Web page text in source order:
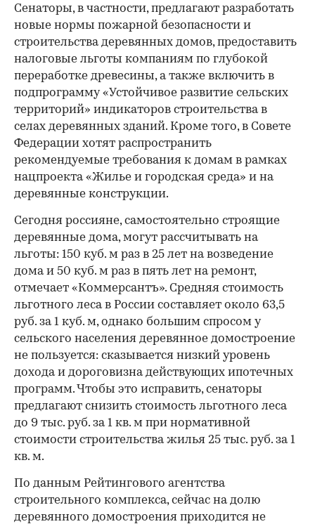
Сенаторы, в частности, предлагают разработать
новые нормы пожарной безопасности и
строительства деревянных домов, предоставить
налоговые льготы компаниям по глубокой
переработке древесины, а также включить в
подпрограмму «Устойчивое развитие сельских
территорий» индикаторов строительства в
селах деревянных зданий. Кроме того, в Совете
Федерации хотят распространить
рекомендуемые требования к домам в рамках
нацпроекта «Жилье и городская среда» и на
деревянные конструкции.
Сегодня россияне, самостоятельно строящие
деревянные дома, могут рассчитывать на
льготы: 150 куб. м раз в 25 лет на возведение
дома и 50 куб. м раз в пять лет на ремонт,
отмечает «Коммерсантъ». Средняя стоимость
льготного леса в России составляет около 63,5
руб. за 1 куб. м, однако большим спросом у
сельского населения деревянное домостроение
не пользуется: сказывается низкий уровень
дохода и дороговизна действующих ипотечных
программ. Чтобы это исправить, сенаторы
предлагают снизить стоимость льготного леса
до 9 тыс. руб. за 1 кв. м при нормативной
стоимости строительства жилья 25 тыс. руб. за 1
кв. м.
По данным Рейтингового агентства
строительного комплекса, сейчас на долю
деревянного домостроения приходится не